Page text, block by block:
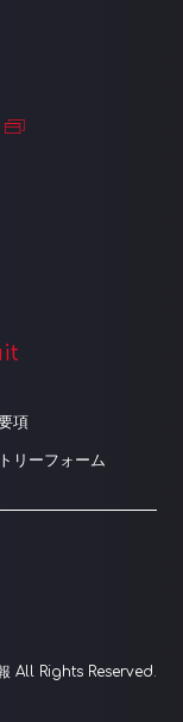
項
リーフォーム
All Rights Reserved.